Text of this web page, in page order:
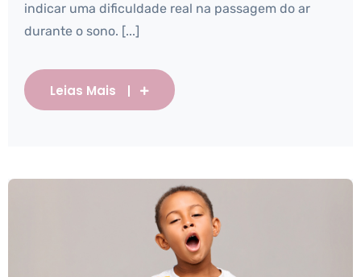
indicar uma dificuldade real na passagem do ar
durante o sono. [...]
Leias Mais